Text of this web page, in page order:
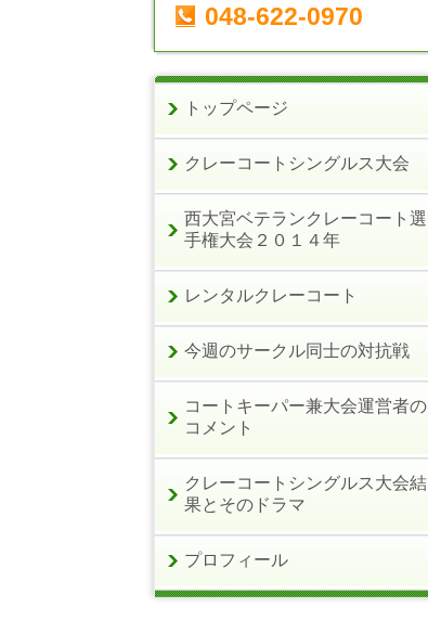
048-622-0970
トップページ
クレーコートシングルス大会
西大宮ベテランクレーコート選
手権大会２０１４年
レンタルクレーコート
今週のサークル同士の対抗戦
コートキーパー兼大会運営者の
コメント
クレーコートシングルス大会結
果とそのドラマ
プロフィール